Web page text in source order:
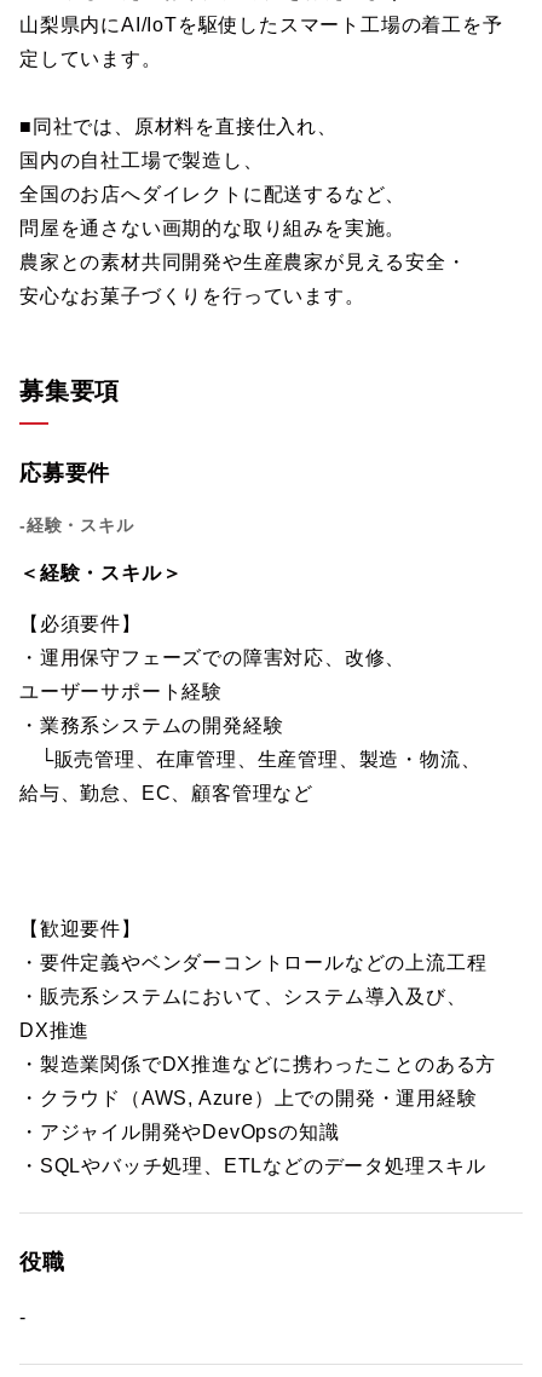
山梨県内にAI/IoTを駆使したスマート工場の着工を予
定しています。
■同社では、原材料を直接仕入れ、
国内の自社工場で製造し、
全国のお店へダイレクトに配送するなど、
問屋を通さない画期的な取り組みを実施。
農家との素材共同開発や生産農家が見える安全・
安心なお菓子づくりを行っています。
募集要項
応募要件
-経験・スキル
＜経験・スキル＞
【必須要件】
・運用保守フェーズでの障害対応、改修、
ユーザーサポート経験
・業務系システムの開発経験
└販売管理、在庫管理、生産管理、製造・物流、
給与、勤怠、EC、顧客管理など
【歓迎要件】
・要件定義やベンダーコントロールなどの上流工程
・販売系システムにおいて、システム導入及び、
DX推進
・製造業関係でDX推進などに携わったことのある方
・クラウド（AWS, Azure）上での開発・運用経験
・アジャイル開発やDevOpsの知識
・SQLやバッチ処理、ETLなどのデータ処理スキル
役職
-